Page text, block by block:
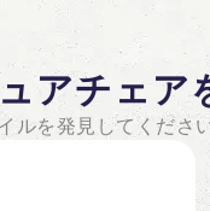
アチェア
ルを発見してくださ